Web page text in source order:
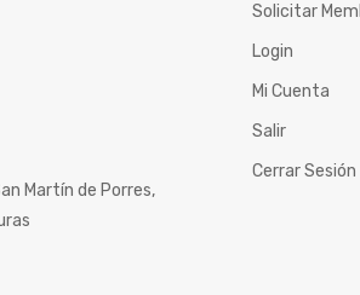
Martín de Porres,
Solicitar
Login
Mi Cuenta
Salir
Cerrar Sesión